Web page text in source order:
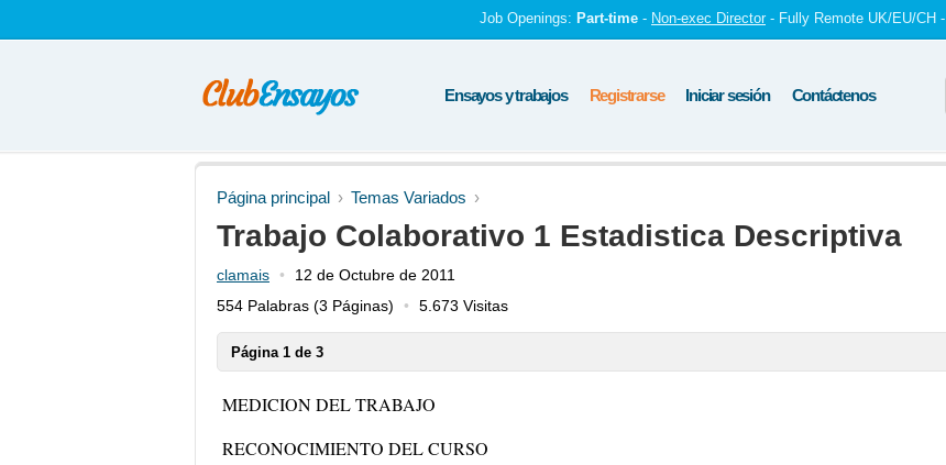
Job Openings: Part-time - Non-exec Director - Fully Remote UK/EU/CH -
Ensayos y trabajos Registrarse Iniciar sesión Contáctenos
Página principal Temas Variados
Trabajo Colaborativo 1 Estadistica Descriptiva
clamais
12 de Octubre de 2011
554 Palabras (3 Páginas) 5.673 Visitas
Página 1 de 3
MEDICION DEL TRABAJO
RECONOCIMIENTO DEL CURSO